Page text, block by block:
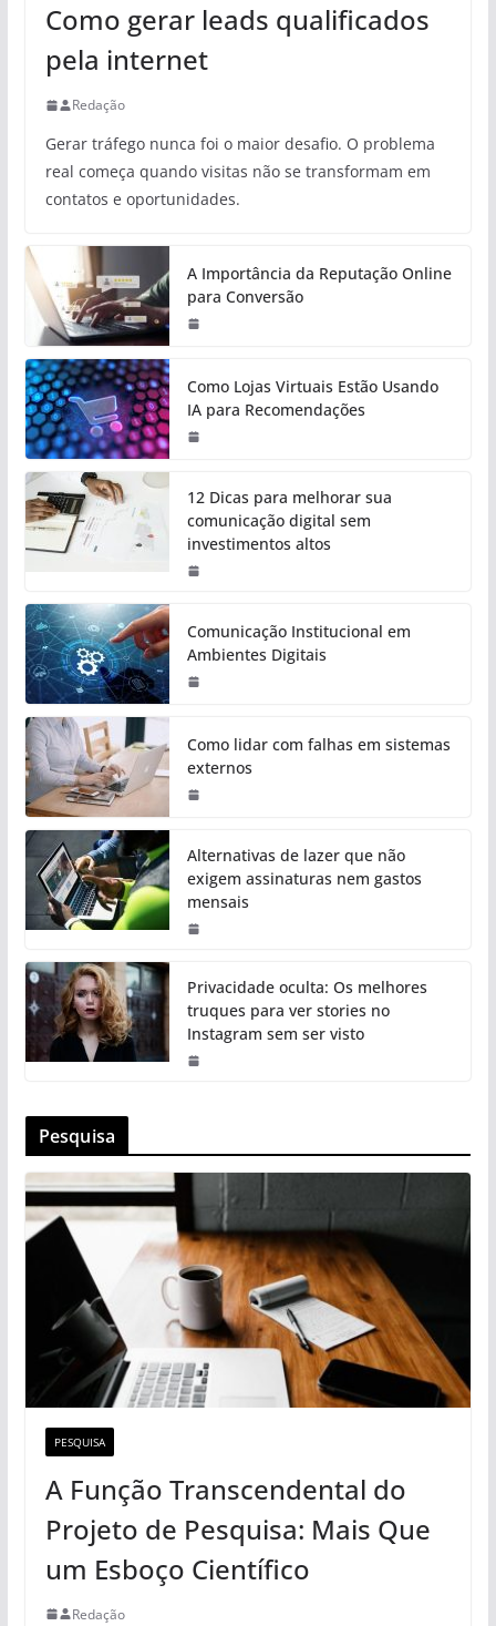
Como gerar leads qualificados
pela internet
Redação
Gerar tráfego nunca foi o maior desafio. O problema
real começa quando visitas não se transformam em
contatos e oportunidades.
A Importância da Reputação Online
para Conversão
Como Lojas Virtuais Estão Usando
IA para Recomendações
12 Dicas para melhorar sua
comunicação digital sem
investimentos altos
Comunicação Institucional em
Ambientes Digitais
Como lidar com falhas em sistemas
externos
Alternativas de lazer que não
exigem assinaturas nem gastos
mensais
Privacidade oculta: Os melhores
truques para ver stories no
Instagram sem ser visto
Pesquisa
PESQUISA
A Função Transcendental do
Projeto de Pesquisa: Mais Que
um Esboço Científico
Redação